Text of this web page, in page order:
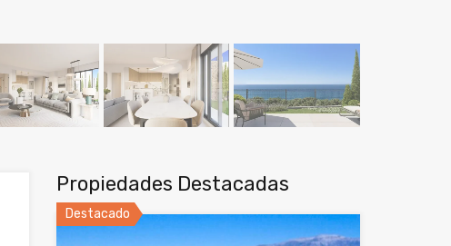
Propiedades Destacadas
Destacado